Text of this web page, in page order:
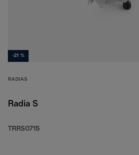
-21 %
RADIAS
Radia S
TRRS0715